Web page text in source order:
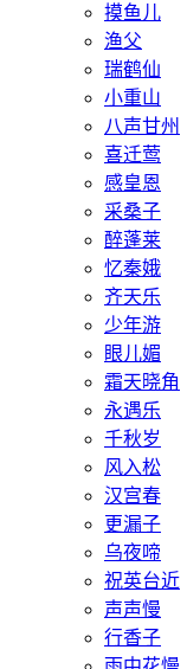
摸鱼儿
渔父
瑞鹤仙
小重山
八声甘州
喜迁莺
感皇恩
采桑子
醉蓬莱
忆秦娥
齐天乐
少年游
眼儿媚
霜天晓角
永遇乐
千秋岁
风入松
汉宫春
更漏子
乌夜啼
祝英台近
声声慢
行香子